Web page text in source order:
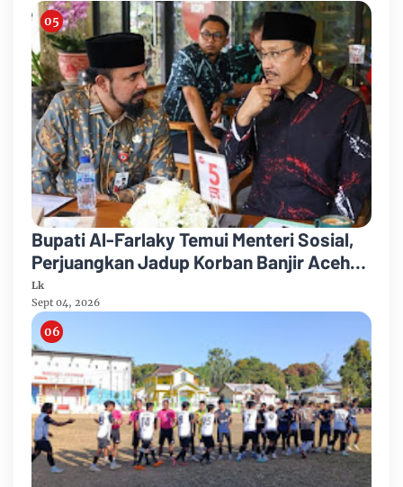
Bupati Al-Farlaky Temui Menteri Sosial,
Perjuangkan Jadup Korban Banjir Aceh
Timur
Lk
Sept 04, 2026